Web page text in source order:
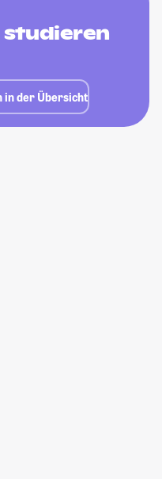
studieren
in der Übersicht